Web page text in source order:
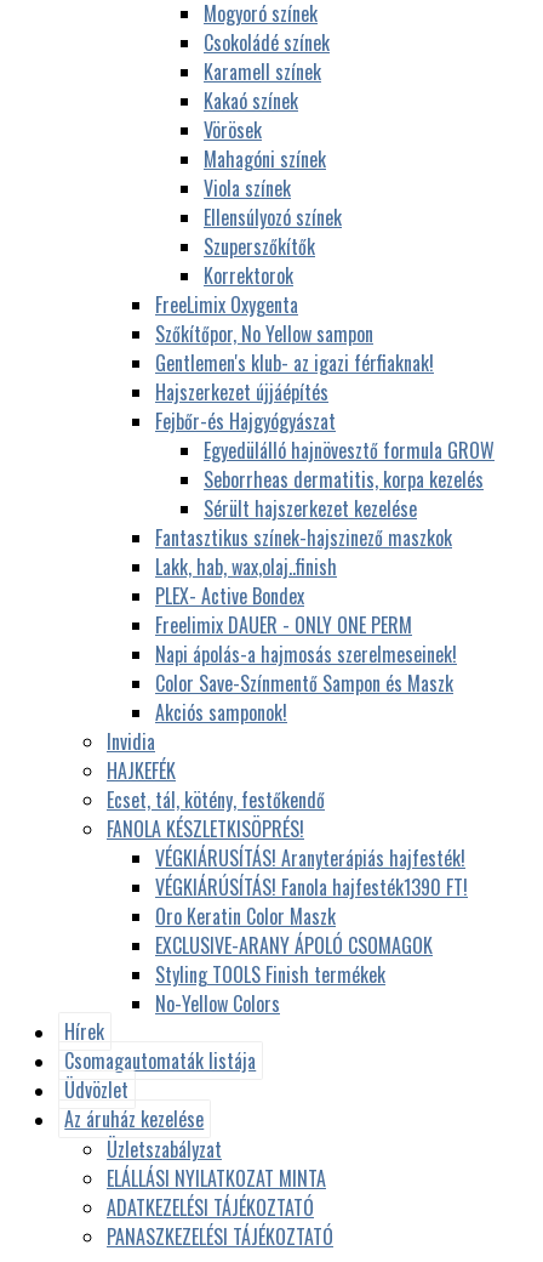
Mogyoró színek
Csokoládé színek
Karamell színek
Kakaó színek
Vörösek
Mahagóni színek
Viola színek
Ellensúlyozó színek
Szuperszőkítők
Korrektorok
FreeLimix Oxygenta
Szőkítőpor, No Yellow sampon
Gentlemen's klub- az igazi férfiaknak!
Hajszerkezet újjáépítés
Fejbőr-és Hajgyógyászat
Egyedülálló hajnövesztő formula GROW
Seborrheas dermatitis, korpa kezelés
Sérült hajszerkezet kezelése
Fantasztikus színek-hajszinező maszkok
Lakk, hab, wax,olaj..finish
PLEX- Active Bondex
Freelimix DAUER - ONLY ONE PERM
Napi ápolás-a hajmosás szerelmeseinek!
Color Save-Színmentő Sampon és Maszk
Akciós samponok!
Invidia
HAJKEFÉK
Ecset, tál, kötény, festőkendő
FANOLA KÉSZLETKISÖPRÉS!
VÉGKIÁRUSÍTÁS! Aranyterápiás hajfesték!
VÉGKIÁRÚSÍTÁS! Fanola hajfesték1390 FT!
Oro Keratin Color Maszk
EXCLUSIVE-ARANY ÁPOLÓ CSOMAGOK
Styling TOOLS Finish termékek
No-Yellow Colors
Hírek
Csomagautomaták listája
Üdvözlet
Az áruház kezelése
Üzletszabályzat
ELÁLLÁSI NYILATKOZAT MINTA
ADATKEZELÉSI TÁJÉKOZTATÓ
PANASZKEZELÉSI TÁJÉKOZTATÓ